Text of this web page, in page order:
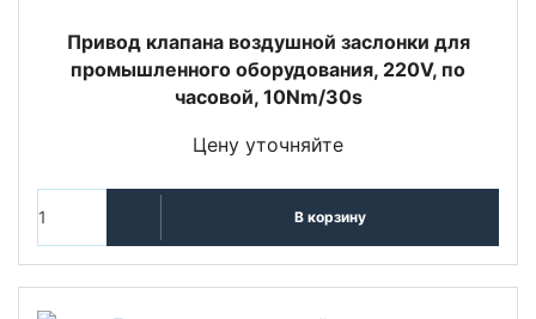
Привод клапана воздушной заслонки для
промышленного оборудования, 220V, по
часовой, 10Nm/30s
Цену уточняйте
В корзину